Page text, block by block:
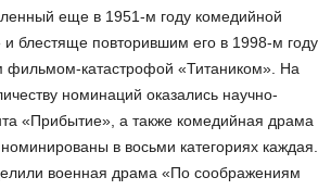
еще в 1951-м году комедийной
блестяще повторившим его в 1998-м году
фильмом-катастрофой «Титаником». На
номинаций оказались научно-
«Прибытие», а также комедийная драма
в восьми категориях каждая.
военная драма «По соображениям